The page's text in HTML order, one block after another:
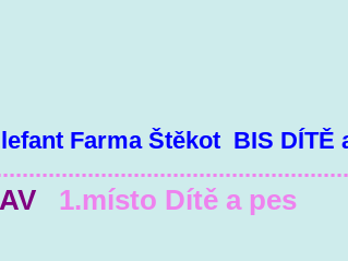
Farma Štěkot BIS DÍTĚ
1.místo Dítě a pes